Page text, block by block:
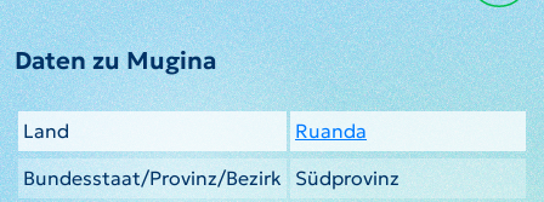
Daten zu Mugina
Land
Ruanda
Bundesstaat/Provinz/Bezirk
Südprovinz